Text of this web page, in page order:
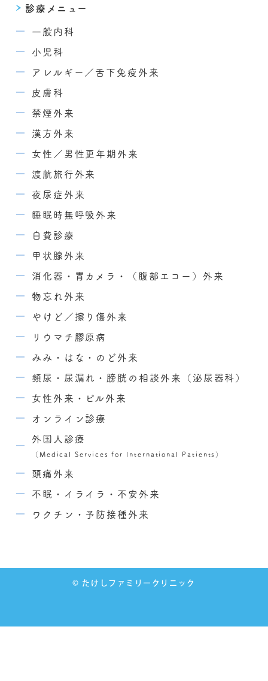
診療メニュー
一般内科
小児科
アレルギー／舌下免疫外来
皮膚科
禁煙外来
漢方外来
女性／男性更年期外来
渡航旅行外来
夜尿症外来
睡眠時無呼吸外来
自費診療
甲状腺外来
消化器・胃カメラ・（腹部エコー）外来
物忘れ外来
やけど／擦り傷外来
リウマチ膠原病
みみ・はな・のど外来
頻尿・尿漏れ・膀胱の相談外来（泌尿器科）
女性外来・ピル外来
オンライン診療
外国人診療
（Medical Services for International Patients）
頭痛外来
不眠・イライラ・不安外来
ワクチン・予防接種外来
© たけしファミリークリニック